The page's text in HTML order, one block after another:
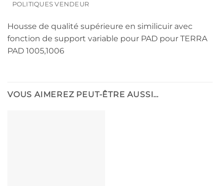
POLITIQUES VENDEUR
Housse de qualité supérieure en similicuir avec
fonction de support variable pour PAD pour TERRA
PAD 1005,1006
VOUS AIMEREZ PEUT-ÊTRE AUSSI…